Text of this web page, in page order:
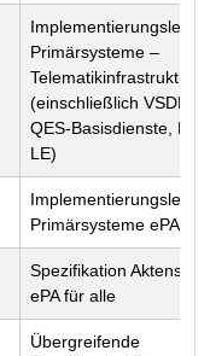
Primärsysteme –
Telematikinfrastruktur
(einschließlich VSDM,
QES-Basisdienste,
LE)
Primärsysteme ePA
Spezifikation
ePA für alle
Übergreifende